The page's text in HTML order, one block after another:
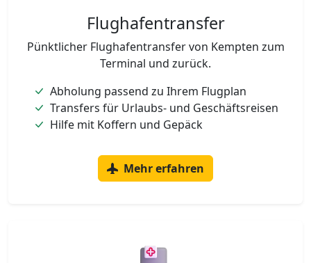
Flughafentransfer
Pünktlicher Flughafentransfer von Kempten zum
Terminal und zurück.
Abholung passend zu Ihrem Flugplan
Transfers für Urlaubs- und Geschäftsreisen
Hilfe mit Koffern und Gepäck
Mehr erfahren